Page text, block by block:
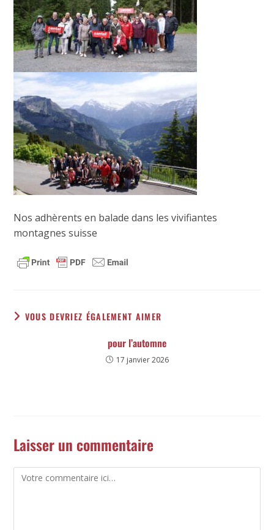
Nos adhèrents en balade dans les vivifiantes
montagnes suisse
VOUS DEVRIEZ ÉGALEMENT AIMER
pour l’automne
17 janvier 2026
Laisser un commentaire